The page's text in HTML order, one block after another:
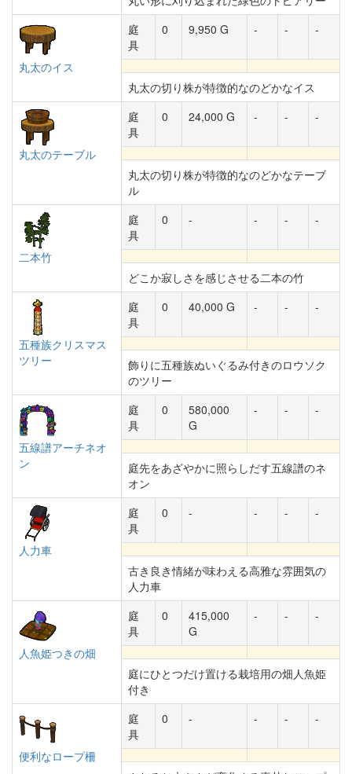
丸太のイス
庭
具
0 9,950 G - - -
丸太の切り株が特徴的なのどかなイス
丸太のテーブル
庭
具
0 24,000 G - - -
丸太の切り株が特徴的なのどかなテーブ
ル
二本竹
庭
具
0 - - - -
どこか寂しさを感じさせる二本の竹
五種族クリスマス
ツリー
庭
具
0 40,000 G - - -
飾りに五種族ぬいぐるみ付きのロウソク
のツリー
五線譜アーチネオ
ン
庭
具
0
580,000
G
- - -
庭先をあざやかに照らしだす五線譜のネ
オン
人力車
庭
具
0 - - - -
古き良き情緒が味わえる高雅な雰囲気の
人力車
人魚姫つきの畑
庭
具
0
415,000
G
- - -
庭にひとつだけ置ける栽培用の畑人魚姫
付き
便利なロープ柵
庭
具
0 - - - -